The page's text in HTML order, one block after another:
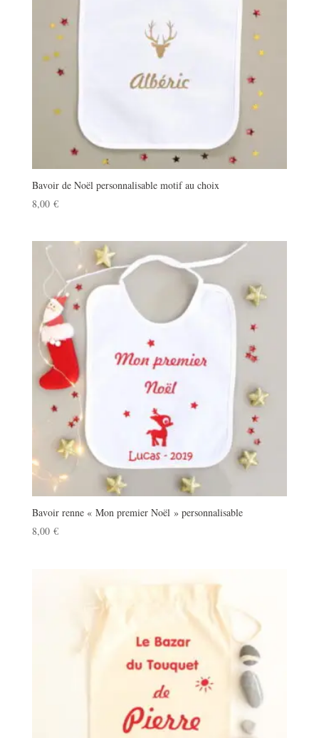
Bavoir de Noël personnalisable motif au choix
8,00 €
Bavoir renne « Mon premier Noël » personnalisable
8,00 €